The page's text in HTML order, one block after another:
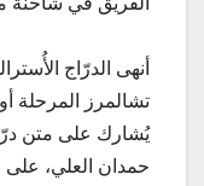
أنهى الدرّاج
تشالمرز المرحلة
يُشارك على متن درّاجة